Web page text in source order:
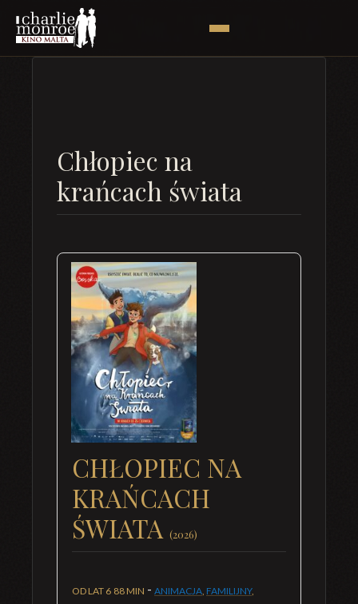
Chłopiec na
krańcach świata
CHŁOPIEC NA
KRAŃCACH
ŚWIATA (2026)
OD LAT 6 88 MIN - ANIMACJA, FAMILIJNY,